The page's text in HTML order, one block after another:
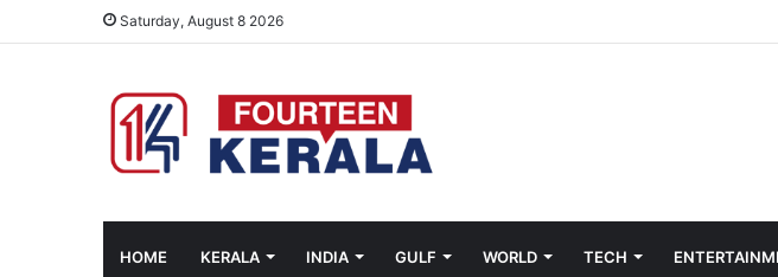
Saturday, August 8 2026
HOME KERALA INDIA GULF WORLD TECH